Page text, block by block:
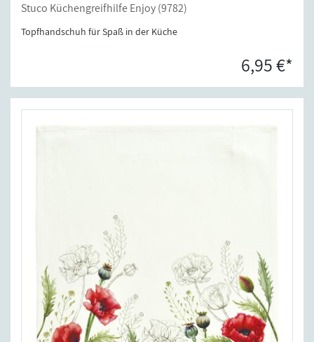
Stuco Küchengreifhilfe Enjoy (9782)
Topfhandschuh für Spaß in der Küche
6,95 €*